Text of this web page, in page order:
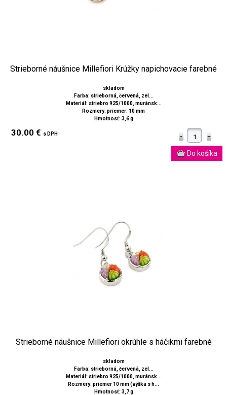
Strieborné náušnice Millefiori Krúžky napichovacie farebné
skladom
Farba: strieborná, červená, zel...
Materiál: striebro 925/1000, muránsk...
Rozmery: priemer: 10 mm
Hmotnosť: 3,6 g
30.00 € s DPH
Strieborné náušnice Millefiori okrúhle s háčikmi farebné
skladom
Farba: strieborná, červená, zel...
Materiál: striebro 925/1000, muránsk...
Rozmery: priemer 10 mm (výška s h...
Hmotnosť: 3,7 g